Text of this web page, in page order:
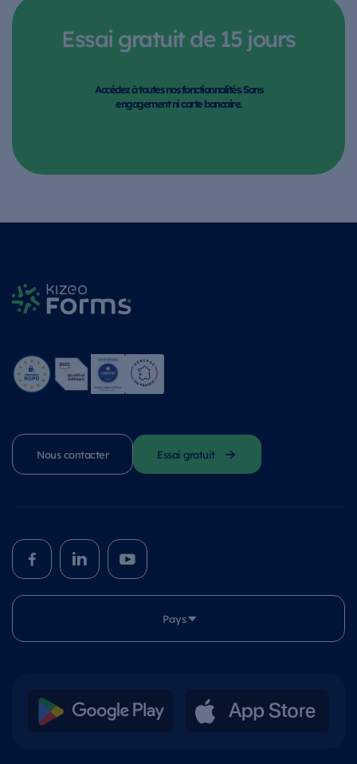
Essai gratuit de 15 jours
Accédez à toutes nos fonctionnalités. Sans
engagement ni carte bancaire.
Nous contacter Essai gratuit
Pays